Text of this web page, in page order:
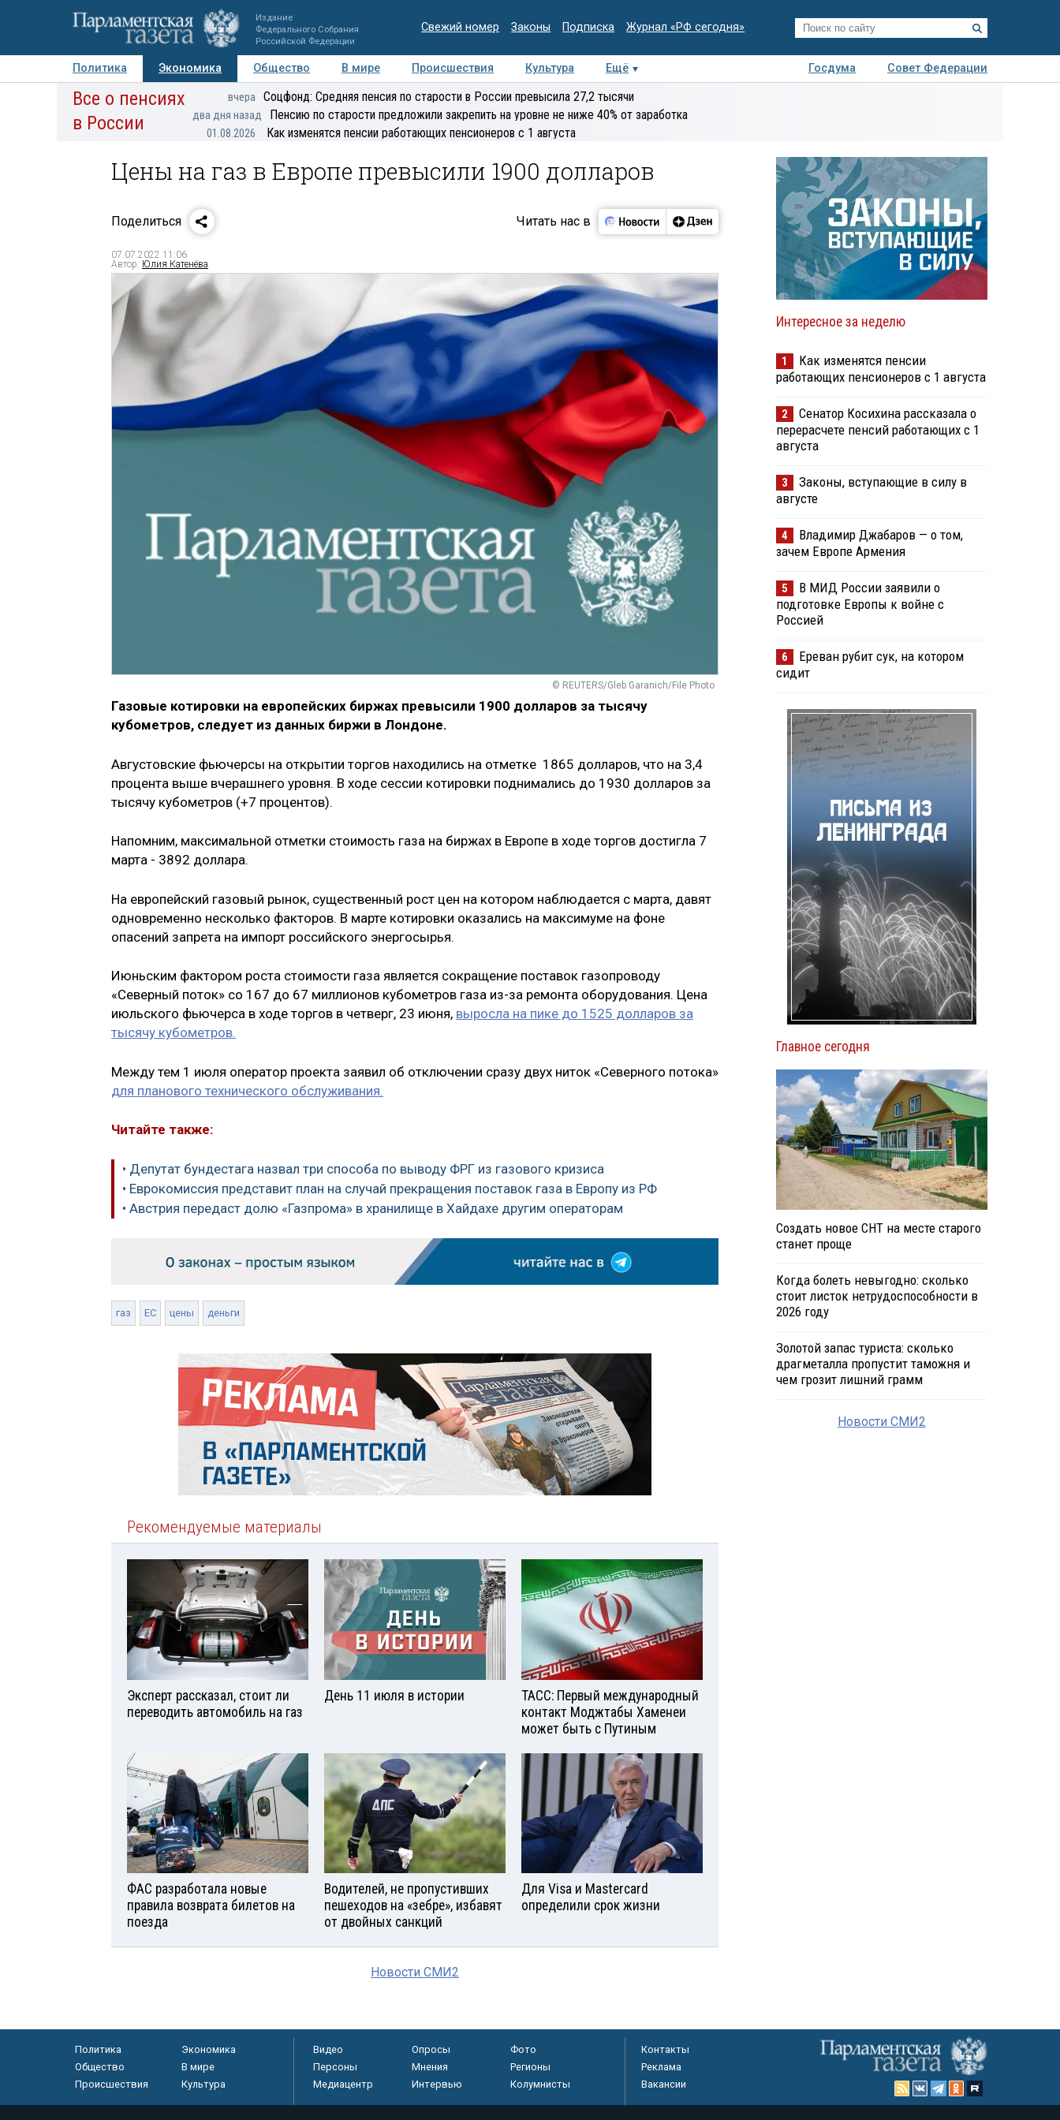
Издание
Федерального Собрания
Российской Федерации
Свежий номер Законы Подписка Журнал «РФ сегодня»
Политика Экономика Общество В мире Происшествия Культура Ещё Госдума
Совет Федерации
Авторы Персоны Мнения Регионы Медиацентр Интервью Колумнисты
экспертиза
Все о пенсиях
в России
вчера Соцфонд: Средняя пенсия по старости в России превысила 27,2 тысячи
два дня назад Пенсию по старости предложили закрепить на уровне не ниже 40% от заработка
01.08.2026 Как изменятся пенсии работающих пенсионеров с 1 августа
Цены на газ в Европе превысили 1900 долларов
Поделиться Читать нас в
07.07.2022 11:06
Автор: Юлия Катенёва
© REUTERS/Gleb Garanich/File Photo
Газовые котировки на европейских биржах превысили 1900 долларов за тысячу
кубометров, следует из данных биржи в Лондоне.
Августовские фьючерсы на открытии торгов находились на отметке 1865 долларов, что на 3,4
процента выше вчерашнего уровня. В ходе сессии котировки поднимались до 1930 долларов за
тысячу кубометров (+7 процентов).
Напомним, максимальной отметки стоимость газа на биржах в Европе в ходе торгов достигла 7
марта - 3892 доллара.
На европейский газовый рынок, существенный рост цен на котором наблюдается с марта, давят
одновременно несколько факторов. В марте котировки оказались на максимуме на фоне
опасений запрета на импорт российского энергосырья.
Июньским фактором роста стоимости газа является сокращение поставок газопроводу
«Северный поток» со 167 до 67 миллионов кубометров газа из-за ремонта оборудования. Цена
июльского фьючерса в ходе торгов в четверг, 23 июня, выросла на пике до 1525 долларов за
тысячу кубометров.
Между тем 1 июля оператор проекта заявил об отключении сразу двух ниток «Северного потока»
для планового технического обслуживания.
Читайте также:
• Депутат бундестага назвал три способа по выводу ФРГ из газового кризиса
• Еврокомиссия представит план на случай прекращения поставок газа в Европу из РФ
• Австрия передаст долю «Газпрома» в хранилище в Хайдахе другим операторам
газ ЕС цены деньги
Рекомендуемые материалы
Эксперт рассказал, стоит ли
переводить автомобиль на газ
День 11 июля в истории
ТАСС: Первый международный
контакт Моджтабы Хаменеи
может быть с Путиным
ФАС разработала новые
правила возврата билетов на
поезда
Водителей, не пропустивших
пешеходов на «зебре», избавят
от двойных санкций
Для Visа и Mastercard
определили срок жизни
Новости СМИ2
Интересное за неделю
1
Как изменятся пенсии
работающих пенсионеров с 1 августа
2
Сенатор Косихина рассказала о
перерасчете пенсий работающих с 1
августа
3
Законы, вступающие в силу в
августе
4
Владимир Джабаров — о том,
зачем Европе Армения
5
В МИД России заявили о
подготовке Европы к войне с
Россией
6
Ереван рубит сук, на котором
сидит
Главное сегодня
Создать новое СНТ на месте старого
станет проще
Когда болеть невыгодно: сколько
стоит листок нетрудоспособности в
2026 году
Золотой запас туриста: сколько
драгметалла пропустит таможня и
чем грозит лишний грамм
Новости СМИ2
Политика
Экономика
Общество
В мире
Происшествия
Культура
Видео Опросы
Фото
Персоны
Мнения
Регионы
Медиацентр
Интервью Колумнисты
Контакты
Реклама
Вакансии